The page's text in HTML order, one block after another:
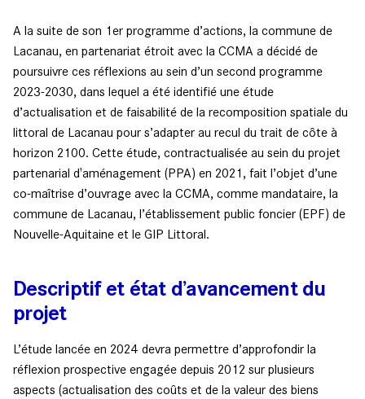
A la suite de son 1er programme d’actions, la commune de
Lacanau, en partenariat étroit avec la CCMA a décidé de
poursuivre ces réflexions au sein d’un second programme
2023-2030, dans lequel a été identifié une étude
d’actualisation et de faisabilité de la recomposition spatiale du
littoral de Lacanau pour s’adapter au recul du trait de côte à
horizon 2100. Cette étude, contractualisée au sein du projet
partenarial d'aménagement (PPA) en 2021, fait l’objet d’une
co-maîtrise d’ouvrage avec la CCMA, comme mandataire, la
commune de Lacanau, l’établissement public foncier (EPF) de
Nouvelle-Aquitaine et le GIP Littoral.
Descriptif et état d’avancement du
projet
L’étude lancée en 2024 devra permettre d’approfondir la
réflexion prospective engagée depuis 2012 sur plusieurs
aspects (actualisation des coûts et de la valeur des biens